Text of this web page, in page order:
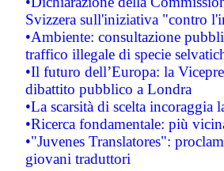
Svizzera sull'iniziativa "contro
•Ambiente: consultazione
traffico illegale di specie
•Il futuro dell’Europa: la
dibattito pubblico a Londra
•La scarsità di scelta
•Ricerca fondamentale: più
•"Juvenes Translatores":
giovani traduttori